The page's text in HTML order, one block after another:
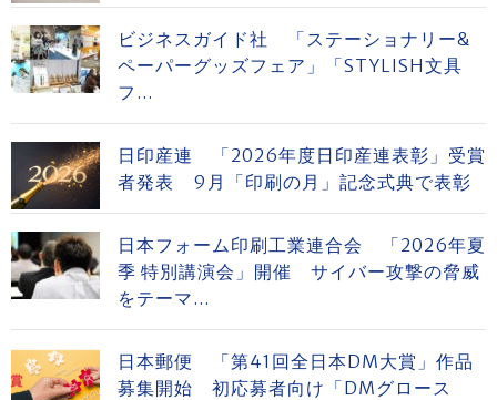
ビジネスガイド社 「ステーショナリー&
ペーパーグッズフェア」「STYLISH文具
フ...
日印産連 「2026年度日印産連表彰」受賞
者発表 9月「印刷の月」記念式典で表彰
日本フォーム印刷工業連合会 「2026年夏
季 特別講演会」開催 サイバー攻撃の脅威
をテーマ...
日本郵便 「第41回全日本DM大賞」作品
募集開始 初応募者向け「DMグロース